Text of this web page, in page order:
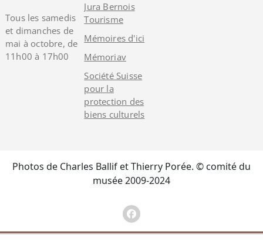
Tous les samedis
et dimanches de
mai à octobre, de
11h00 à 17h00
Jura Bernois
Tourisme
Mémoires d'ici
Mémoriav
Société Suisse
pour la
protection des
biens culturels
Photos de Charles Ballif et Thierry Porée. © comité du
musée 2009-2024